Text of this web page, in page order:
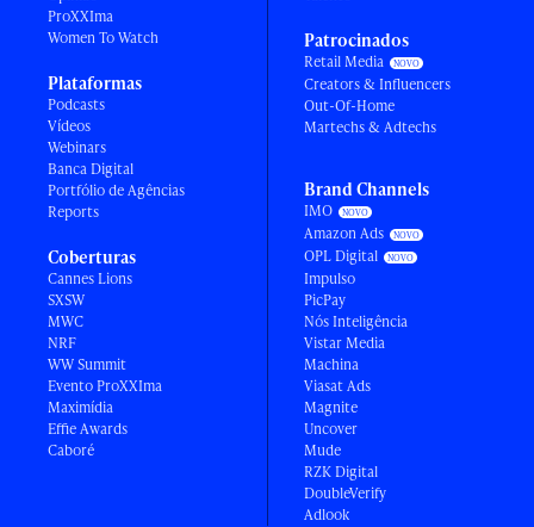
ProXXIma
Women To Watch
Plataformas
Podcasts
Vídeos
Webinars
Banca Digital
Portfólio de Agências
Reports
Coberturas
Cannes Lions
SXSW
MWC
NRF
WW Summit
Evento ProXXIma
Maximídia
Effie Awards
Caboré
Patrocinados
Retail Media
Creators & Influencers
Out-Of-Home
Martechs & Adtechs
Brand Channels
IMO
Amazon Ads
OPL Digital
Impulso
PicPay
Nós Inteligência
Vistar Media
Machina
Viasat Ads
Magnite
Uncover
Mude
RZK Digital
DoubleVerify
Adlook